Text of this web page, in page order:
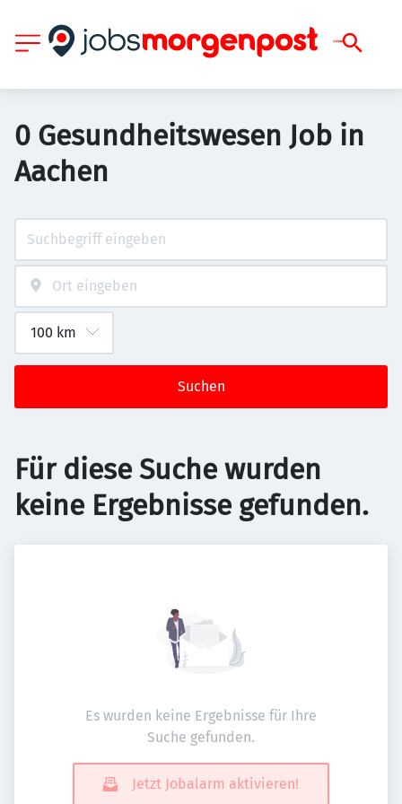
0 Gesundheitswesen Job in
Aachen
Suchen
Für diese Suche wurden
keine Ergebnisse gefunden.
Es wurden keine Ergebnisse für Ihre
Suche gefunden.
Jetzt Jobalarm aktivieren!